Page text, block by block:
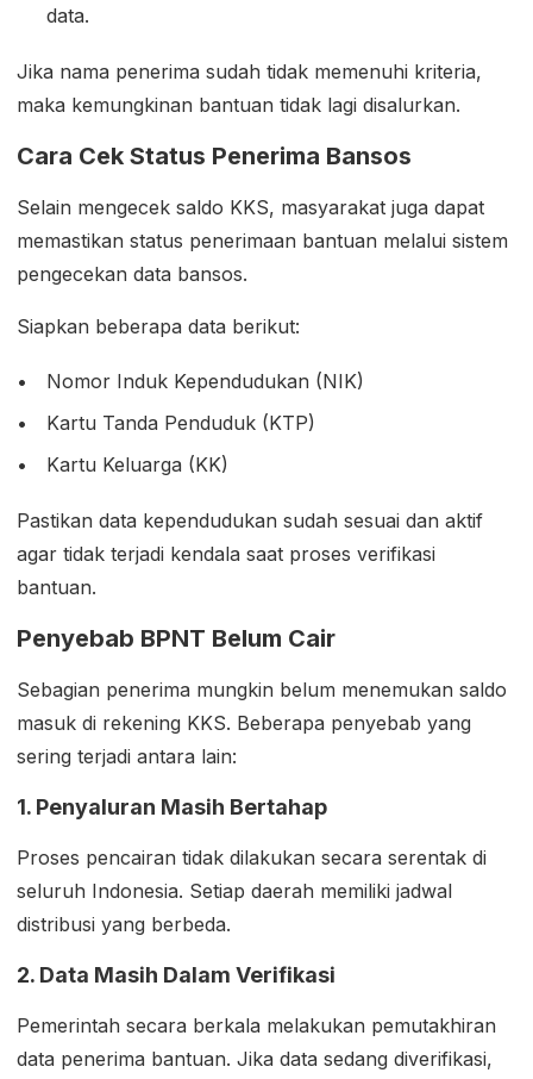
data.
Jika nama penerima sudah tidak memenuhi kriteria,
maka kemungkinan bantuan tidak lagi disalurkan.
Cara Cek Status Penerima Bansos
Selain mengecek saldo KKS, masyarakat juga dapat
memastikan status penerimaan bantuan melalui sistem
pengecekan data bansos.
Siapkan beberapa data berikut:
Nomor Induk Kependudukan (NIK)
Kartu Tanda Penduduk (KTP)
Kartu Keluarga (KK)
Pastikan data kependudukan sudah sesuai dan aktif
agar tidak terjadi kendala saat proses verifikasi
bantuan.
Penyebab BPNT Belum Cair
Sebagian penerima mungkin belum menemukan saldo
masuk di rekening KKS. Beberapa penyebab yang
sering terjadi antara lain:
1. Penyaluran Masih Bertahap
Proses pencairan tidak dilakukan secara serentak di
seluruh Indonesia. Setiap daerah memiliki jadwal
distribusi yang berbeda.
2. Data Masih Dalam Verifikasi
Pemerintah secara berkala melakukan pemutakhiran
data penerima bantuan. Jika data sedang diverifikasi,